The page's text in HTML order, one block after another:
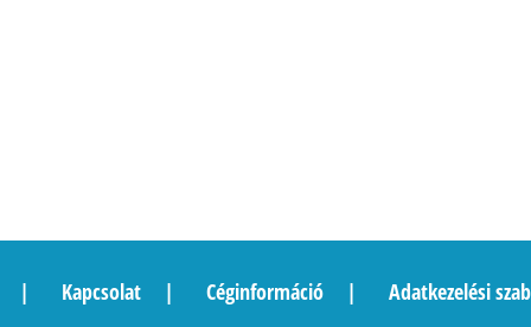
Kapcsolat Céginformáció Adatkezelési